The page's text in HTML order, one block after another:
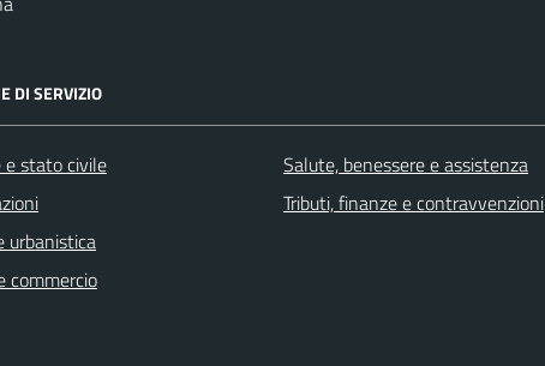
DI SERVIZIO
e stato civile
urbanistica
commercio
Salute, benessere e assistenza
Tributi, finanze e contravvenzioni